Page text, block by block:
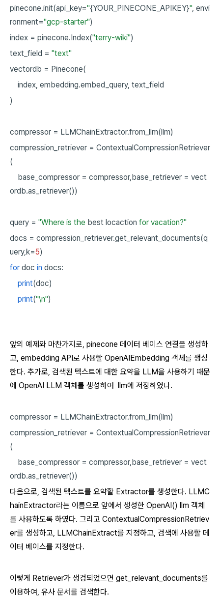
pinecone.init(api_key="{YOUR_PINECONE_APIKEY}", envi
ronment="gcp-starter")
index = pinecone.Index("terry-wiki")
text_field = "text"
vectordb = Pinecone(
index, embedding.embed_query, text_field
)
compressor = LLMChainExtractor.from_llm(llm)
compression_retriever = ContextualCompressionRetriever
(
base_compressor = compressor,base_retriever = vect
ordb.as_retriever())
query = "Where is the best locaction for vacation?"
docs = compression_retriever.get_relevant_documents(q
uery,k=5)
for doc in docs:
print(doc)
print("\n")
앞의 예제와 마찬가지로, pinecone 데이터 베이스 연결을 생성하
고, embedding API로 사용할 OpenAIEmbedding 객체를 생성
한다. 추가로, 검색된 텍스트에 대한 요약을 LLM을 사용하기 때문
에 OpenAI LLM 객체를 생성하여 llm에 저장하였다.
compressor = LLMChainExtractor.from_llm(llm)
compression_retriever = ContextualCompressionRetriever
(
base_compressor = compressor,base_retriever = vect
ordb.as_retriever())
다음으로, 검색된 텍스트를 요약할 Extractor를 생성한다. LLMC
hainExtractor라는 이름으로 앞에서 생성한 OpenAI() llm 객체
를 사용하도록 하였다. 그리고 ContextualCompressionRetriev
er를 생성하고, LLMChainExtract를 지정하고, 검색에 사용할 데
이터 베이스를 지정한다.
이렇게 Retriever가 생겅되었으면 get_relevant_documents를
이용하여, 유사 문서를 검색한다.